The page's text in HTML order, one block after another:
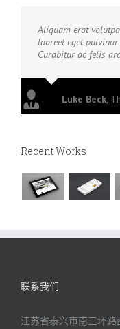
Aliquam erat
laoreet eget
Curabitur ac felis
Luke Beck,
Recent Works
联系我们
江苏省泰兴市南三环路